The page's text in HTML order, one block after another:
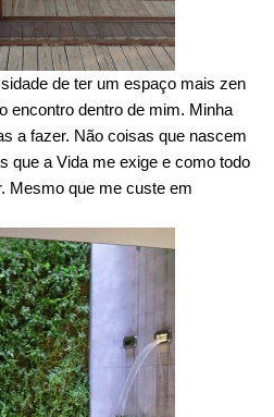
de ter um espaço mais zen
encontro dentro de mim. Minha
a fazer. Não coisas que nascem
que a Vida me exige e como todo
Mesmo que me custe em